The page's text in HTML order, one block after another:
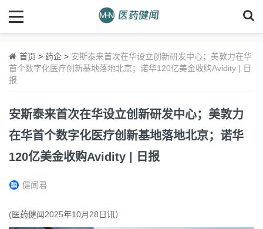
首页 > 药企 > 安斯泰来首次在华设立创新研发中心；美敦力在华
首个数字化医疗创新基地落地北京；诺华120亿美金收购Avidity | 日
报
安斯泰来首次在华设立创新研发中心；美敦力
在华首个数字化医疗创新基地落地北京；诺华
120亿美金收购Avidity | 日报
健闻君
(医药健闻2025年10月28日讯）